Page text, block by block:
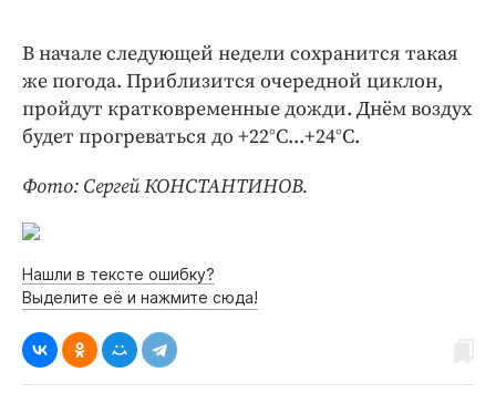
В начале следующей недели сохранится такая
же погода. Приблизится очередной циклон,
пройдут кратковременные дожди. Днём воздух
будет прогреваться до +22°С...+24°С.
Фото: Сергей КОНСТАНТИНОВ.
Нашли в тексте ошибку?
Выделите её и нажмите сюда!